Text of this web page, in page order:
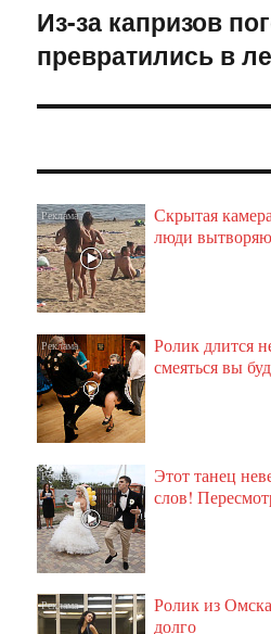
Следующая
запись:
Из-за капризов
превратились в
Скрытая
люди
Ролик длится
смеяться вы
Этот танец
слов!
Ролик из
долго